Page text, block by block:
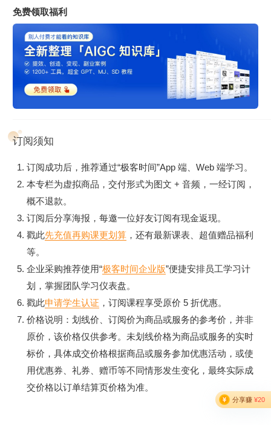
免费领取福利
订阅须知
订阅成功后，推荐通过“极客时间”App 端、Web 端学习。
本专栏为虚拟商品，交付形式为图文 + 音频，一经订阅，
概不退款。
订阅后分享海报，每邀一位好友订阅有现金返现。
戳此先充值再购课更划算 ，还有最新课表、超值赠品福利
等。
企业采购推荐使用“极客时间企业版”便捷安排员工学习计
划，掌握团队学习仪表盘。
戳此申请学生认证 ，订阅课程享受原价 5 折优惠。
价格说明：划线价、订阅价为商品或服务的参考价，并非
原价，该价格仅供参考。未划线价格为商品或服务的实时
标价，具体成交价格根据商品或服务参加优惠活动，或使
用优惠券、礼券、赠币等不同情形发生变化，最终实际成
交价格以订单结算页价格为准。